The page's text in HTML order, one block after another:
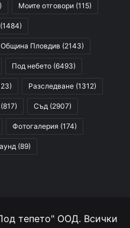
Моите отговори (115)
(1484)
Община Пловдив (2143)
Под небето (6493)
Разследване (1312)
(817) Съд (2907)
Фотогалерия (174)
(89)
тепето" ООД. Всички